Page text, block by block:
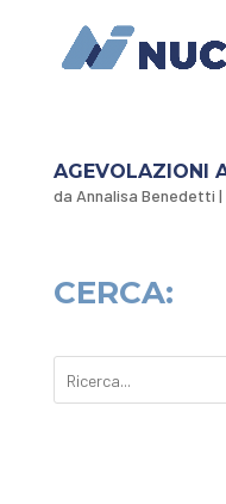
AGEVOLAZIONI
da Annalisa Benedetti |
CERCA: